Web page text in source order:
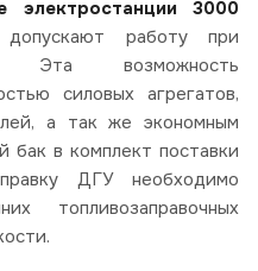
электростанции 3000
работу при
Эта возможность
силовых агрегатов,
а так же экономным
бак в комплект поставки
ДГУ необходимо
топливозаправочных